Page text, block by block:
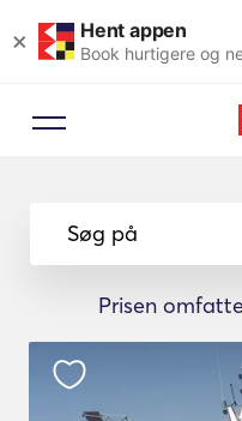
× Hent appen
Book hurtigere og
Søg på
Prisen